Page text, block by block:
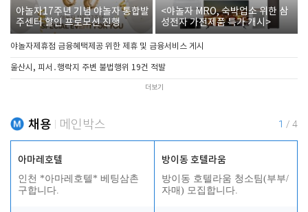
야놀자17주년 기념 야놀자 통합발
주센터 할인 프로모션 진행
<야놀자 MRO, 숙박업소 위한 삼
성전자 가전제품 특가 개시>
야놀자제휴점 금융혜택제공 위한 제휴 및 금융서비스 게시
울산시, 피서․행락지 주변 불법행위 19건 적발
더보기
채용 메인박스 1 / 4
아마레호텔
인천 *아마레호텔* 베팅삼촌
구합니다.
방이동 호텔라움
방이동 호텔라움 청소팀(부부/
자매) 모집합니다.